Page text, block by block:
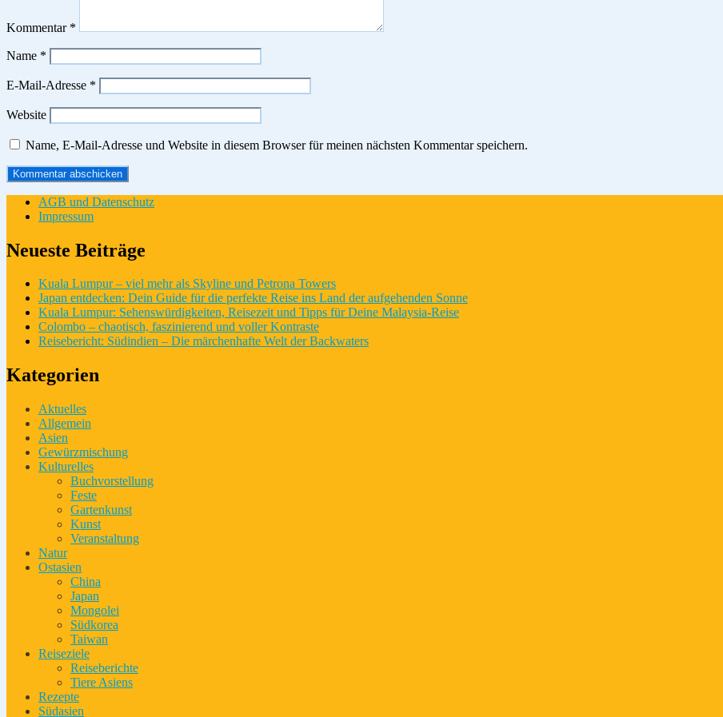
Kommentar *
Name *
E-Mail-Adresse *
Website
Name, E-Mail-Adresse und Website in diesem Browser für meinen nächsten Kommentar speichern.
AGB und Datenschutz
Impressum
Neueste Beiträge
Kuala Lumpur – viel mehr als Skyline und Petrona Towers
Japan entdecken: Dein Guide für die perfekte Reise ins Land der aufgehenden Sonne
Kuala Lumpur: Sehenswürdigkeiten, Reisezeit und Tipps für Deine Malaysia-Reise
Colombo – chaotisch, faszinierend und voller Kontraste
Reisebericht: Südindien – Die märchenhafte Welt der Backwaters
Kategorien
Aktuelles
Allgemein
Asien
Gewürzmischung
Kulturelles
Buchvorstellung
Feste
Gartenkunst
Kunst
Veranstaltung
Natur
Ostasien
China
Japan
Mongolei
Südkorea
Taiwan
Reiseziele
Reiseberichte
Tiere Asiens
Rezepte
Südasien